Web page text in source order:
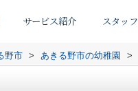
サービス紹介 スタッフ
野市 > あきる野市の幼稚園 >